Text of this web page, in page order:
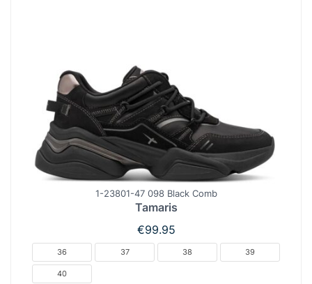
1-23801-47 098 Black Comb
Tamaris
€99.95
36 37 38 39
40